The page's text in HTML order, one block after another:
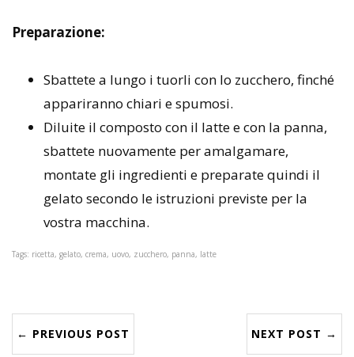
Preparazione:
Sbattete a lungo i tuorli con lo zucchero, finché
appariranno chiari e spumosi.
Diluite il composto con il latte e con la panna,
sbattete nuovamente per amalgamare,
montate gli ingredienti e preparate quindi il
gelato secondo le istruzioni previste per la
vostra macchina.
Tags: ricetta, gelato, crema, uovo, zucchero, panna, latte
← PREVIOUS POST NEXT POST →